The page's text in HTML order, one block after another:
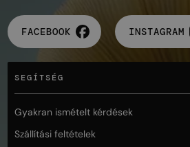
FACEBOOK INSTAGRAM
SEGÍTSÉG
Gyakran ismételt kérdések
Szállítási feltételek